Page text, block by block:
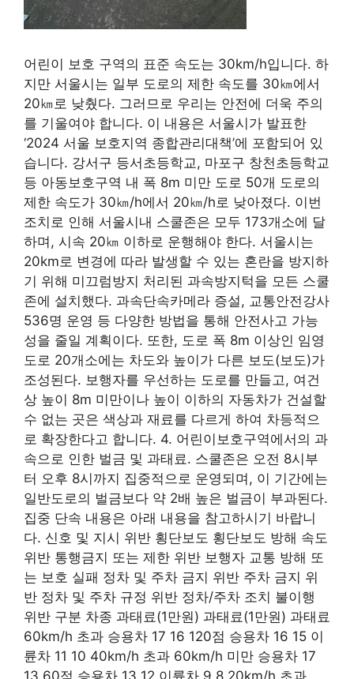
어린이 보호 구역의 표준 속도는 30km/h입니다. 하
지만 서울시는 일부 도로의 제한 속도를 30㎞에서
20㎞로 낮췄다. 그러므로 우리는 안전에 더욱 주의
를 기울여야 합니다. 이 내용은 서울시가 발표한
‘2024 서울 보호지역 종합관리대책’에 포함되어 있
습니다. 강서구 등서초등학교, 마포구 창천초등학교
등 아동보호구역 내 폭 8m 미만 도로 50개 도로의
제한 속도가 30㎞/h에서 20㎞/h로 낮아졌다. 이번
조치로 인해 서울시내 스쿨존은 모두 173개소에 달
하며, 시속 20㎞ 이하로 운행해야 한다. 서울시는
20km로 변경에 따라 발생할 수 있는 혼란을 방지하
기 위해 미끄럼방지 처리된 과속방지턱을 모든 스쿨
존에 설치했다. 과속단속카메라 증설, 교통안전강사
536명 운영 등 다양한 방법을 통해 안전사고 가능
성을 줄일 계획이다. 또한, 도로 폭 8m 이상인 임영
도로 20개소에는 차도와 높이가 다른 보도(보도)가
조성된다. 보행자를 우선하는 도로를 만들고, 여건
상 높이 8m 미만이나 높이 이하의 자동차가 건설할
수 없는 곳은 색상과 재료를 다르게 하여 차등적으
로 확장한다고 합니다. 4. 어린이보호구역에서의 과
속으로 인한 벌금 및 과태료. 스쿨존은 오전 8시부
터 오후 8시까지 집중적으로 운영되며, 이 기간에는
일반도로의 벌금보다 약 2배 높은 벌금이 부과된다.
집중 단속 내용은 아래 내용을 참고하시기 바랍니
다. 신호 및 지시 위반 횡단보도 횡단보도 방해 속도
위반 통행금지 또는 제한 위반 보행자 교통 방해 또
는 보호 실패 정차 및 주차 금지 위반 주차 금지 위
반 정차 및 주차 규정 위반 정차/주차 조치 불이행
위반 구분 차종 과태료(1만원) 과태료(1만원) 과태료
60km/h 초과 승용차 17 16 120점 승용차 16 15 이
륜차 11 10 40km/h 초과 60km/h 미만 승용차 17